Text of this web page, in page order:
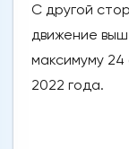
С другой
движение
максимуму 24
2022 года.